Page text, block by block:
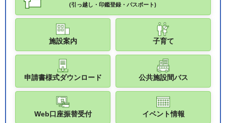
(引っ越し・印鑑登録・パスポート)
施設案内 子育て
申請書様式ダウンロード 公共施設間バス
Web口座振替受付 イベント情報